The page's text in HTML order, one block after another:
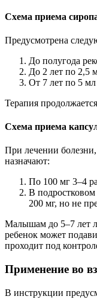
Схема приема
Предусмотрена
До полугода
До 2 лет по 2,5
От 7 лет по 5
Терапия
Схема приема
При лечении
назначают:
По 100 мг 3–4
В подростковом
200 мг, но не
Малышам до 5–7 лет
ребенок может
проходит под
Применение во
В инструкции